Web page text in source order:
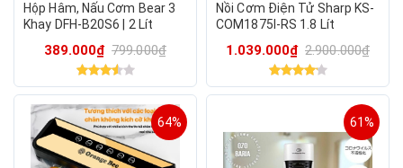
Hộp Hâm, Nấu Cơm Bear 3
Khay DFH-B20S6 | 2 Lít
389.000₫ 799.000₫
Nồi Cơm Điện Tử Sharp KS-
COM1875I-RS 1.8 Lít
1.039.000₫ 2.900.000₫
64% 61%